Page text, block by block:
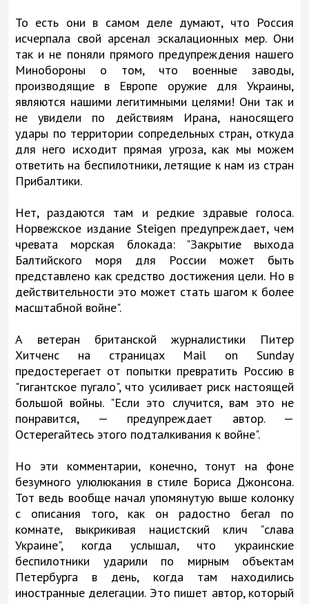
То есть они в самом деле думают, что Россия
исчерпала свой арсенал эскалационных мер. Они
так и не поняли прямого предупреждения нашего
Минобороны о том, что военные заводы,
производящие в Европе оружие для Украины,
являются нашими легитимными целями! Они так и
не увидели по действиям Ирана, наносящего
удары по территории сопредельных стран, откуда
для него исходит прямая угроза, как мы можем
ответить на беспилотники, летящие к нам из стран
Прибалтики.
Нет, раздаются там и редкие здравые голоса.
Норвежское издание Steigen предупреждает, чем
чревата морская блокада: "Закрытие выхода
Балтийского моря для России может быть
представлено как средство достижения цели. Но в
действительности это может стать шагом к более
масштабной войне".
А ветеран британской журналистики Питер
Хитченс на страницах Mail on Sunday
предостерегает от попытки превратить Россию в
"гигантское пугало", что усиливает риск настоящей
большой войны. "Если это случится, вам это не
понравится, — предупреждает автор. —
Остерегайтесь этого подталкивания к войне".
Но эти комментарии, конечно, тонут на фоне
безумного улюлюкания в стиле Бориса Джонсона.
Тот ведь вообще начал упомянутую выше колонку
с описания того, как он радостно бегал по
комнате, выкрикивая нацистский клич "слава
Украине", когда услышал, что украинские
беспилотники ударили по мирным объектам
Петербурга в день, когда там находились
иностранные делегации. Это пишет автор, который